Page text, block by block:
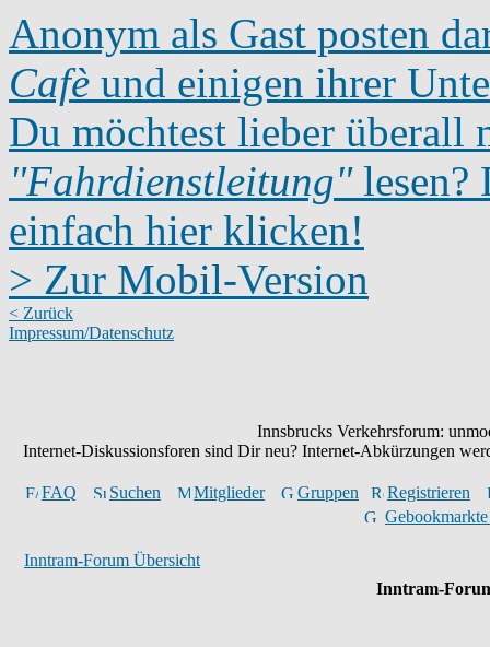
Anonym als Gast posten
Cafè und einigen ihrer
Du möchtest lieber überall
"Fahrdienstleitung"lesen?
einfach hier klicken!
> Zur Mobil-Version
< Zurück
Impressum/Datenschutz
Innsbrucks Verkehrsforum:
Internet-Diskussionsforen sind Dir neu? Internet-Abkürzungen
FAQ Suchen Mitglieder Gruppen
Registrieren
Inntram-Forum Übersicht
Inntram-